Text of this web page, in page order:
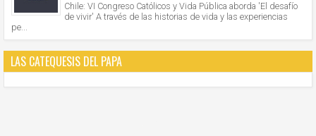
Chile: VI Congreso Católicos y Vida Pública aborda 'El desafío
de vivir' A través de las historias de vida y las experiencias
pe...
LAS CATEQUESIS DEL PAPA